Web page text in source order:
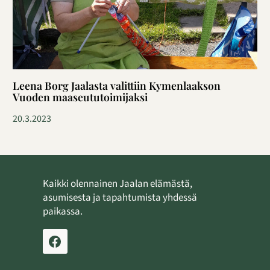
Leena Borg Jaalasta valittiin Kymenlaakson
Vuoden maaseututoimijaksi
20.3.2023
Kaikki olennainen Jaalan elämästä,
asumisesta ja tapahtumista yhdessä
paikassa.